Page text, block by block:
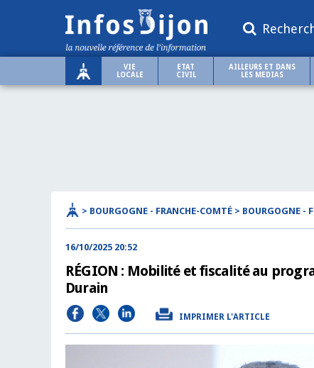
VIE
LOCALE
ETAT
CIVIL
AILLEURS ET DANS
LES MEDIAS
> BOURGOGNE - FRANCHE-COMTÉ > BOURGOGNE -
16/10/2025 20:52
RÉGION : Mobilité et fiscalité au
Durain
IMPRIMER L'ARTICLE